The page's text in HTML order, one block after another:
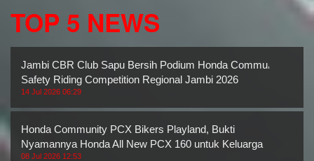
TOP 5 NEWS
Jambi CBR Club Sapu Bersih Podium Honda Community
Safety Riding Competition Regional Jambi 2026
14 Jul 2026 06:29
Honda Community PCX Bikers Playland, Bukti
Nyamannya Honda All New PCX 160 untuk Keluarga
08 Jul 2026 12:53